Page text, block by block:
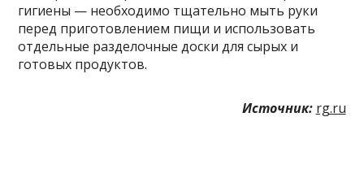
гигиены — необходимо тщательно мыть руки
перед приготовлением пищи и использовать
отдельные разделочные доски для сырых и
готовых продуктов.
Источник: rg.ru